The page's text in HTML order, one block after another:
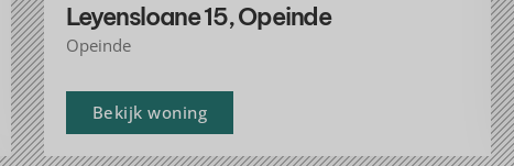
Leyensloane 15, Opeinde
Opeinde
Bekijk woning